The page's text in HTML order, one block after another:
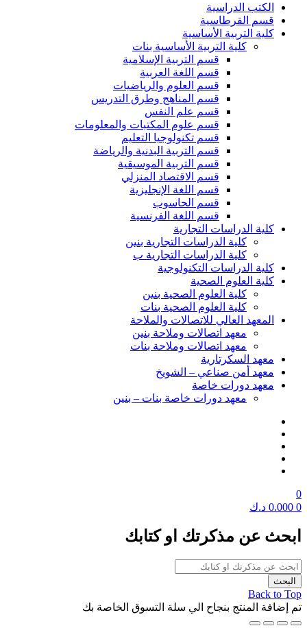
الكتب الدراسية
قسم القرطاسية
كلية التربية الأساسية
كلية التربية الأساسية بنات
قسم التربية الإسلامية
قسم اللغة العربية
قسم العلوم والرياضيات
قسم المناهج وطرق التدريس
قسم علم النفس
قسم علوم المكتبات والمعلومات
قسم تكنولوجيا التعليم
قسم التربية البدنية والرياضة
قسم التربية الموسيقية
قسم الاقتصاد المنزلي
قسم اللغة الإنجليزية
قسم الحاسوب
قسم اللغة الفرنسية
كلية الدراسات التجارية
كلية الدراسات التجارية بنين
كلية الدراسات التجارية ب
كلية الدراسات التكنولوجية
كلية العلوم الصحية
كلية العلوم الصحية بنين
كلية العلوم الصحية بنات
المعهد العالي للاتصالات والملاحة
معهد اتصالات وملاحة بنين
معهد اتصالات وملاحة بنات
معهد السكرتارية
معهد أمن صناعي – الشويخ
معهد دورات خاصة
معهد دورات خاصة بنات – بنين
0
0
0.000 د.ك
ابحث عن مذكرتك او كتابك
Back to Top
تم إضافة المنتج بنجاح الي سلة التسوق الخاصة بك